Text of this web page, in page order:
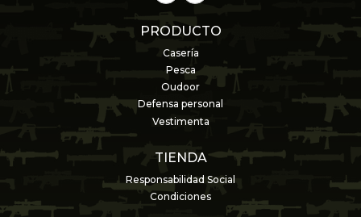
PRODUCTO
Casería
Pesca
Oudoor
Defensa personal
Vestimenta
TIENDA
Responsabilidad Social
Condiciones